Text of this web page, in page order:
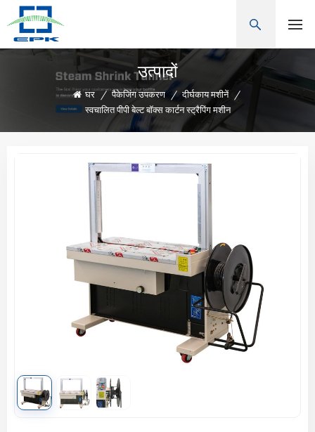
उत्पादों
घर / पैकेजिंग उपकरण / दीर्घकाय मशीनें
/
स्वचालित पीपी बेल्ट बॉक्स कार्टन स्ट्रैपिंग मशीन